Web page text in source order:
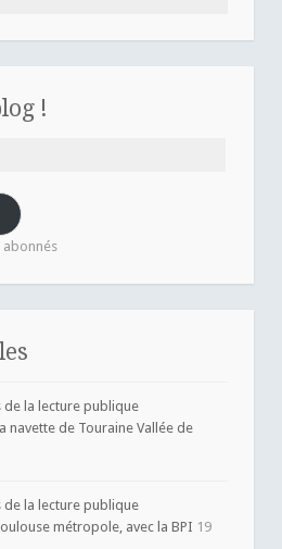
!
abonnés
de la lecture publique
navette de Touraine Vallée de
de la lecture publique
métropole, avec la BPI 19